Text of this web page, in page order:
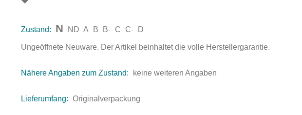
Zustand: N ND A B B- C C- D
Ungeöffnete Neuware. Der Artikel beinhaltet die volle Herstellergarantie.
Nähere Angaben zum Zustand: keine weiteren Angaben
Lieferumfang: Originalverpackung